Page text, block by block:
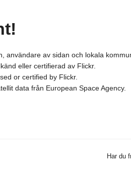
användare av sidan och lokala
eller certifierad av Flickr.
or certified by Flickr.
data från European Space Agency.
Har du